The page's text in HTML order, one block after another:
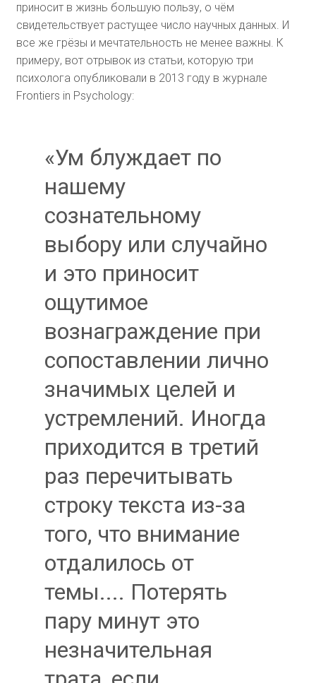
приносит в жизнь большую пользу, о чём
свидетельствует растущее число научных данных. И
все же грёзы и мечтательность не менее важны. К
примеру, вот отрывок из статьи, которую три
психолога опубликовали в 2013 году в журнале
Frontiers in Psychology:
«Ум блуждает по
нашему
сознательному
выбору или случайно
и это приносит
ощутимое
вознаграждение при
сопоставлении лично
значимых целей и
устремлений. Иногда
приходится в третий
раз перечитывать
строку текста из-за
того, что внимание
отдалилось от
темы.... Потерять
пару минут это
незначительная